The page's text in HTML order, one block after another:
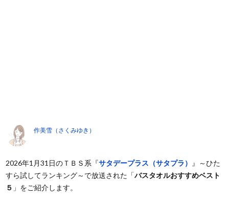
作美雪（さくみゆき）
2026年1月31日のＴＢＳ系『サタデープラス（サタプラ）
』～ひた
すら試してランキング～で放送された「バスタオルおすすめベスト
５ 」をご紹介します。